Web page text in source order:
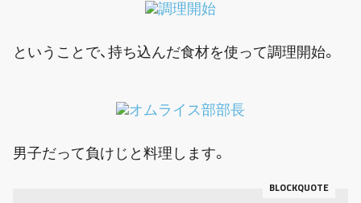
ということで、持ち込んだ食材を使って調理開始。
男子だって負けじと料理します。